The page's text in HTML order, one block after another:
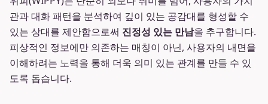
관과 대화 패턴을 분석하여 깊이 있는 공감대를 형성할 수
있는 상대를 제안함으로써 진정성 있는 만남을 추구합니다.
피상적인 정보에만 의존하는 매칭이 아닌, 사용자의 내면을
이해하려는 노력을 통해 더욱 의미 있는 관계를 만들 수 있
도록 돕습니다.